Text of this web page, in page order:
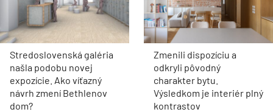
Stredoslovenská galéria
našla podobu novej
expozície. Ako víťazný
návrh zmení Bethlenov
dom?
Zmenili dispozíciu a
odkryli pôvodný
charakter bytu.
Výsledkom je interiér plný
kontrastov